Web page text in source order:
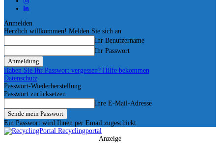
Anmelden
Herzlich willkommen! Melden Sie sich an
Ihr Benutzername
Ihr Passwort
Haben Sie Ihr Passwort vergessen? Hilfe bekommen
Datenschutz
Passwort-Wiederherstellung
Passwort zurücksetzen
Ihre E-Mail-Adresse
Ein Passwort wird Ihnen per Email zugeschickt.
Recyclingportal
Anzeige